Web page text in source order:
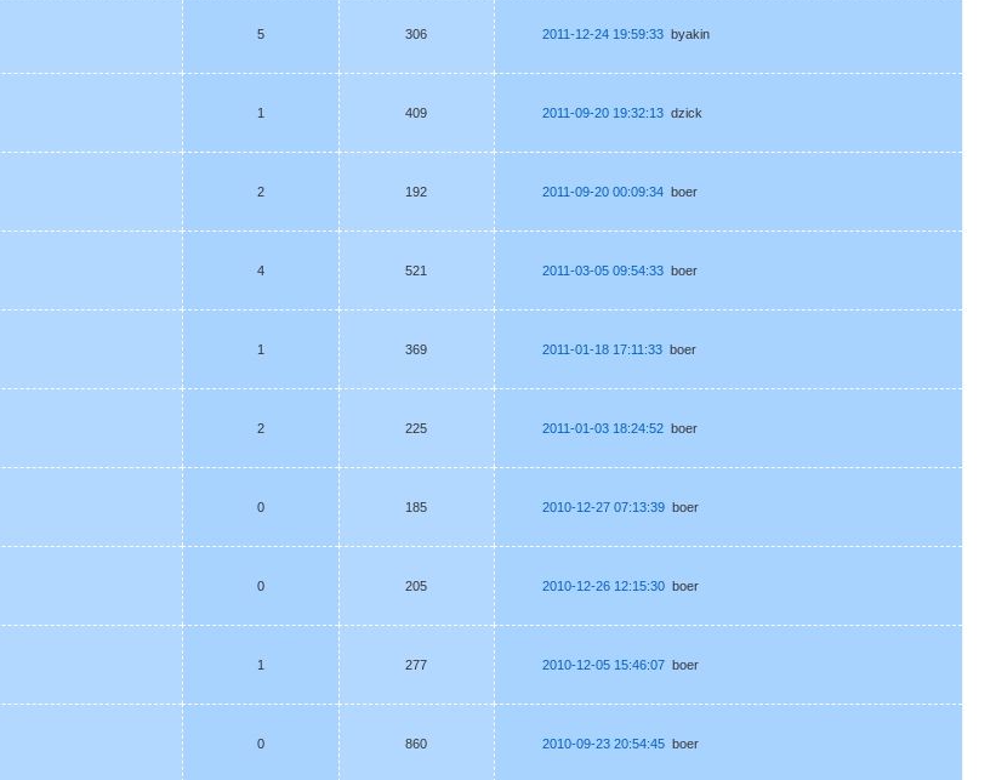
5
306 2011-12-24 19:59:33 byakin
1
409 2011-09-20 19:32:13 dzick
2
192 2011-09-20 00:09:34 boer
4
521 2011-03-05 09:54:33 boer
1
369 2011-01-18 17:11:33 boer
2
225 2011-01-03 18:24:52 boer
0
185 2010-12-27 07:13:39 boer
0
205 2010-12-26 12:15:30 boer
1
277 2010-12-05 15:46:07 boer
0
860 2010-09-23 20:54:45 boer